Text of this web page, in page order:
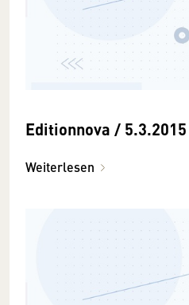
Editionnova / 5.3.2015
Weiterlesen